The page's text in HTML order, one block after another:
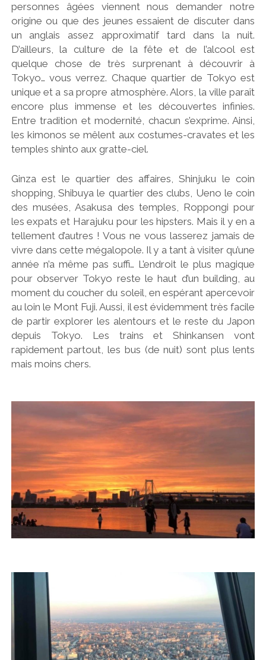
personnes âgées viennent nous demander notre
origine ou que des jeunes essaient de discuter dans
un anglais assez approximatif tard dans la nuit.
D’ailleurs, la culture de la fête et de l’alcool est
quelque chose de très surprenant à découvrir à
Tokyo… vous verrez. Chaque quartier de Tokyo est
unique et a sa propre atmosphère. Alors, la ville paraît
encore plus immense et les découvertes infinies.
Entre tradition et modernité, chacun s’exprime. Ainsi,
les kimonos se mêlent aux costumes-cravates et les
temples shinto aux gratte-ciel.
Ginza est le quartier des affaires, Shinjuku le coin
shopping, Shibuya le quartier des clubs, Ueno le coin
des musées, Asakusa des temples, Roppongi pour
les expats et Harajuku pour les hipsters. Mais il y en a
tellement d’autres ! Vous ne vous lasserez jamais de
vivre dans cette mégalopole. Il y a tant à visiter qu’une
année n’a même pas suffi… L’endroit le plus magique
pour observer Tokyo reste le haut d’un building, au
moment du coucher du soleil, en espérant apercevoir
au loin le Mont Fuji. Aussi, il est évidemment très facile
de partir explorer les alentours et le reste du Japon
depuis Tokyo. Les trains et Shinkansen vont
rapidement partout, les bus (de nuit) sont plus lents
mais moins chers.